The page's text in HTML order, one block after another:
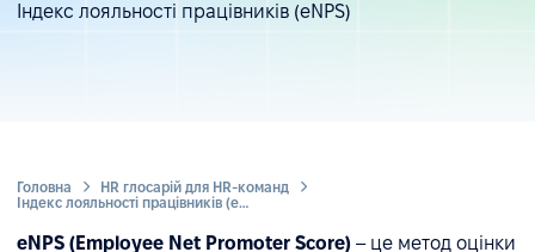
Індекс лояльності працівників (eNPS)
Головна
HR глосарій для HR-команд
Індекс лояльності працівників (eNPS)
eNPS (Employee Net Promoter Score) – це метод оцінки